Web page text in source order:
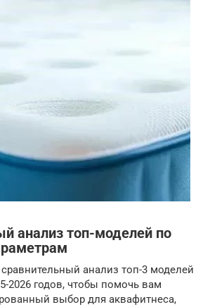
анализ топ-моделей по
анализ топ-3 моделей
2026 годов, чтобы помочь вам
выбор для аквафитнеса,